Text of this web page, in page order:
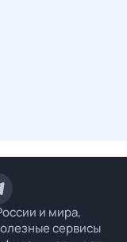
и мира,
сервисы